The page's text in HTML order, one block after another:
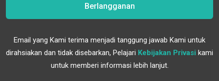
Berlangganan
Email yang Kami terima menjadi tanggung jawab Kami untuk
dirahsiakan dan tidak disebarkan, Pelajari Kebijakan Privasi kami
untuk memberi informasi lebih lanjut.